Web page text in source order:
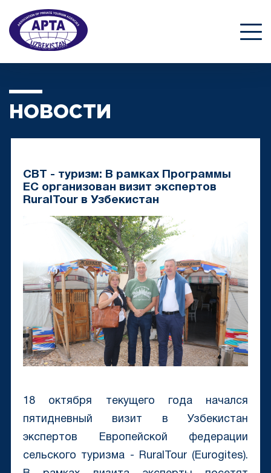
НОВОСТИ
CBT - туризм: В рамках Программы
ЕС организован визит экспертов
RuralTour в Узбекистан
18 октября текущего года начался
пятидневный визит в Узбекистан
экспертов Европейской федерации
сельского туризма - RuralTour (Eurogites).